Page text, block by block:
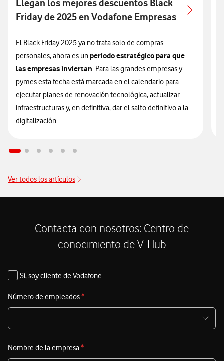
Llegan los mejores descuentos Black
Friday de 2025 en Vodafone Empresas
El Black Friday 2025 ya no trata solo de compras
personales, ahora es un periodo estratégico para que
las empresas inviertan. Para las grandes empresas y
pymes esta fecha está marcada en el calendario para
ejecutar planes de renovación tecnológica, actualizar
infraestructuras y, en definitiva, dar el salto definitivo a la
digitalización.
En Vodafone Empresas comprendemos que el futuro de
competitivas de 2025
garantizar la máxima productividad y ahorro. El Black
tu plantilla con tecnología de vanguardia y asegurar tu
Ver todos los artículos
Contacta con nosotros: Centro de
conocimiento de V-Hub
Sí, soycliente de Vodafone
Número de empleados*
Nombre de la empresa*